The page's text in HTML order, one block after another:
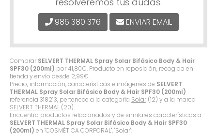
Comprar SELVERT THERMAL Spray Solar Bifásico Body & Hair
SPF30 (200ml) por41,80€. Producto en reposición, recogida en
tienda y envío desde 2,99€.
Precio, información, características e imágenes de SELVERT
THERMAL Spray Solar Bifásico Body & Hair SPF30 (200ml)
referencia 318213, pertenece a la categoría Solar (12) y a la marca
SELVERT THERMAL (20).
Encuentra productos relacionados y de similares características a
SELVERT THERMAL Spray Solar Bifásico Body & Hair SPF30
(200ml) en "COSMÈTICA CORPORAL", "Solar".
986 380 376 ENVIAR EMAIL